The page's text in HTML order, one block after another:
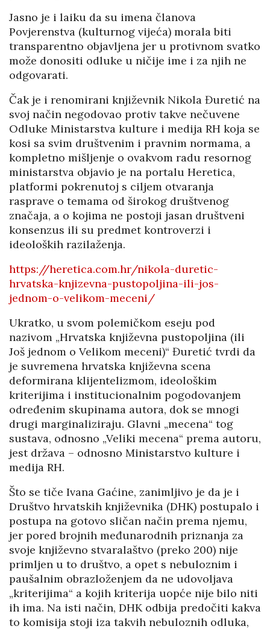
Jasno je i laiku da su imena članova
Povjerenstva (kulturnog vijeća) morala biti
transparentno objavljena jer u protivnom svatko
može donositi odluke u ničije ime i za njih ne
odgovarati.
Čak je i renomirani književnik Nikola Đuretić na
svoj način negodovao protiv takve nečuvene
Odluke Ministarstva kulture i medija RH koja se
kosi sa svim društvenim i pravnim normama, a
kompletno mišljenje o ovakvom radu resornog
ministarstva objavio je na portalu Heretica,
platformi pokrenutoj s ciljem otvaranja
rasprave o temama od širokog društvenog
značaja, a o kojima ne postoji jasan društveni
konsenzus ili su predmet kontroverzi i
ideoloških razilaženja.
https://heretica.com.hr/nikola-duretic-
hrvatska-knjizevna-pustopoljina-ili-jos-
jednom-o-velikom-meceni/
Ukratko, u svom polemičkom eseju pod
nazivom „Hrvatska književna pustopoljina (ili
Još jednom o Velikom meceni)“ Đuretić tvrdi da
je suvremena hrvatska književna scena
deformirana klijentelizmom, ideološkim
kriterijima i institucionalnim pogodovanjem
određenim skupinama autora, dok se mnogi
drugi marginaliziraju. Glavni „mecena“ tog
sustava, odnosno „Veliki mecena“ prema autoru,
jest država – odnosno Ministarstvo kulture i
medija RH.
Što se tiče Ivana Gaćine, zanimljivo je da je i
Društvo hrvatskih književnika (DHK) postupalo i
postupa na gotovo sličan način prema njemu,
jer pored brojnih međunarodnih priznanja za
svoje književno stvaralaštvo (preko 200) nije
primljen u to društvo, a opet s nebuloznim i
paušalnim obrazloženjem da ne udovoljava
„kriterijima“ a kojih kriterija uopće nije bilo niti
ih ima. Na isti način, DHK odbija predočiti kakva
to komisija stoji iza takvih nebuloznih odluka,